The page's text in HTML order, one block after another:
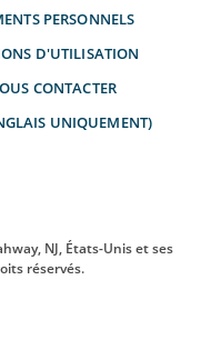
PERSONNELS
D'UTILISATION
CONTACTER
UNIQUEMENT)
NJ, États-Unis et ses
réservés.